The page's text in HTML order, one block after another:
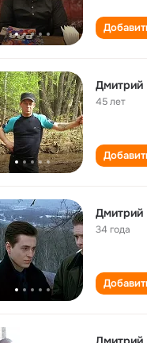
Дмитрий
45 лет
Дмитрий
34 года